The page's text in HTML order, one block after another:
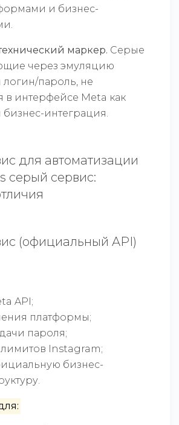
и бизнес-
маркер. Серые
через эмуляцию
пароль, не
в интерфейсе Meta как
интеграция.
для автоматизации
серый сервис:
(официальный API)
API;
платформы;
пароля;
лимитов Instagram;
бизнес-